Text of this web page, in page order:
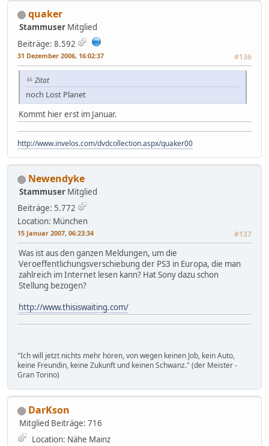
quaker
Stammuser Mitglied
Beiträge: 8.592
31 Dezember 2006, 16:02:37 #136
Zitat
noch Lost Planet
Kommt hier erst im Januar.
http://www.invelos.com/dvdcollection.aspx/quaker00
Newendyke
Stammuser Mitglied
Beiträge: 5.772
Location: München
15 Januar 2007, 06:23:34 #137
Was ist aus den ganzen Meldungen, um die
Veroeffentlichungsverschiebung der PS3 in Europa, die man
zahlreich im Internet lesen kann? Hat Sony dazu schon
Stellung bezogen?
http://www.thisiswaiting.com/
"Ich will jetzt nichts mehr hören, von wegen keinen Job, kein Auto,
keine Freundin, keine Zukunft und keinen Schwanz." (der Meister -
Gran Torino)
DarKson
Mitglied Beiträge: 716
Location: Nähe Mainz